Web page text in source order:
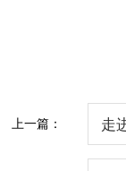
上一篇： 走